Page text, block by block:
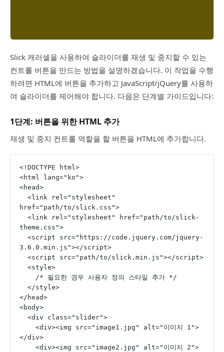
Slick 캐러셀을 사용하여 슬라이더를 재생 및 중지할 수 있는
컨트롤 버튼을 만드는 방법을 설명하겠습니다. 이 작업을 수행
하려면 HTML에 버튼을 추가하고 JavaScript/jQuery를 사용하
여 슬라이더를 제어해야 합니다. 다음은 단계별 가이드입니다:
1단계: 버튼을 위한 HTML 추가
재생 및 중지 컨트롤 역할을 할 버튼을 HTML에 추가합니다.
<!DOCTYPE html>
<html lang="ko">
<head>
href="path/to/slick.css">
theme.css">
3.6.0.min.js"></script>
  <script src="path/to/slick.min.js"></script>
  <style>
    /* 필요한 경우 사용자 정의 스타일 추가 */
  </style>
</head>
<body>
  <div class="slider">
</div>